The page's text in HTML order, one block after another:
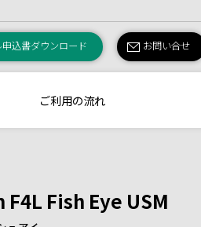
申込書ダウンロード お問い合せ
ご利用の流れ
F4L Fish Eye USM